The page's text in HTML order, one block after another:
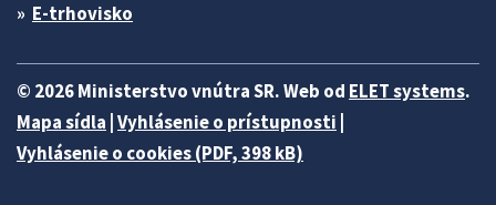
E-trhovisko
© 2026 Ministerstvo vnútra SR. Web od ELET systems.
Mapa sídla Vyhlásenie o prístupnosti
Vyhlásenie o cookies (PDF, 398 kB)